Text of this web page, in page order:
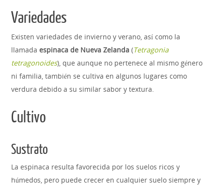
Variedades
Existen variedades de invierno y verano, así como la
llamada espinaca de Nueva Zelanda(Tetragonia
tetragonoides), que aunque no pertenece al mismo género
ni familia, también se cultiva en algunos lugares como
verdura debido a su similar sabor y textura.
Cultivo
Sustrato
La espinaca resulta favorecida por los suelos ricos y
húmedos, pero puede crecer en cualquier suelo siempre y